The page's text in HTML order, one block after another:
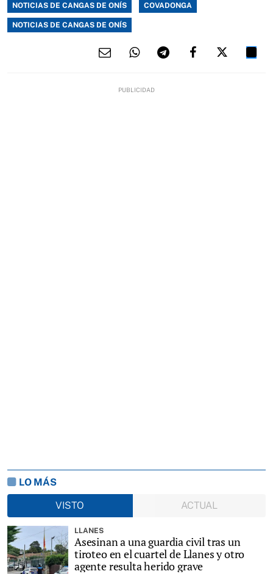
NOTICIAS DE CANGAS DE ONÍS COVADONGA
NOTICIAS DE CANGAS DE ONÍS
LO MÁS
VISTO
ACTUAL
LLANES
Asesinan a una guardia civil tras un
tiroteo en el cuartel de Llanes y otro
agente resulta herido grave